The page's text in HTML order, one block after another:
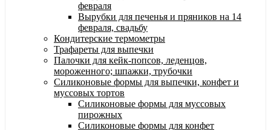
февраля
Вырубки для печенья и пряников на 14
февраля, свадьбу
Кондитерские термометры
Трафареты для выпечки
Палочки для кейк-попсов, леденцов,
мороженного; шпажки, трубочки
Силиконовые формы для выпечки, конфет и
муссовых тортов
Силиконовые формы для муссовых
пирожных
Силиконовые формы для конфет